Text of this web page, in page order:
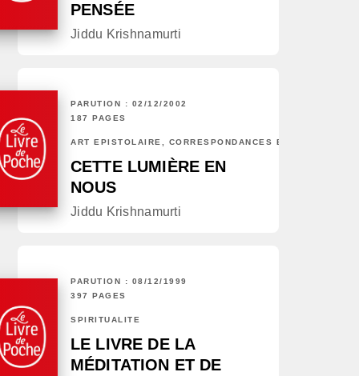
PENSÉE
Jiddu Krishnamurti
PARUTION : 02/12/2002
187 PAGES
ART ÉPISTOLAIRE, CORRESPONDANCES ET CHRONIQUES
CETTE LUMIÈRE EN
NOUS
Jiddu Krishnamurti
PARUTION : 08/12/1999
397 PAGES
SPIRITUALITÉ
LE LIVRE DE LA
MÉDITATION ET DE